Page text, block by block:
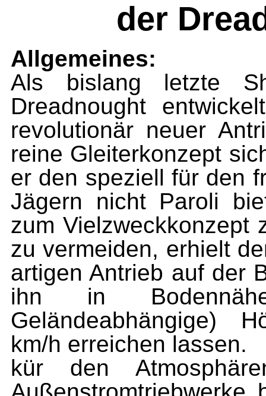
der
Allgemeines:
Als bislang letzte
Dreadnought
revolutionär neuer
reine Gleiterkonzept
er den speziell für den
Jägern nicht Paroli
zum Vielzweckkonzept
zu vermeiden, erhielt
artigen Antrieb auf der
ihn in
Geländeabhängige)
km/h erreichen lassen.
kür den